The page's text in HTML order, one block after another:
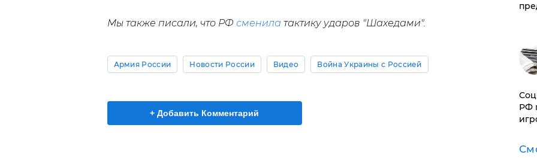
Мы также писали, что РФ сменила тактику ударов "Шахедами".
Армия России Новости России Видео Война Украины с Россией
+ Добавить Комментарий
РФ